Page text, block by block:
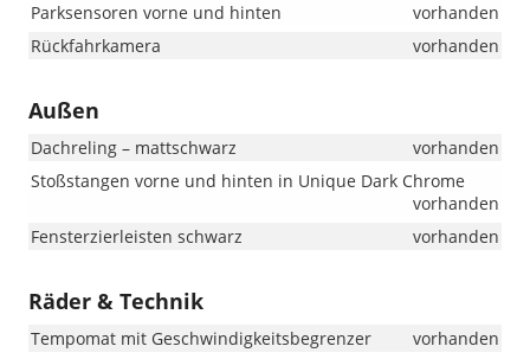
Parksensoren vorne und hinten
vorhanden
Rückfahrkamera
vorhanden
Außen
Dachreling – mattschwarz
vorhanden
Stoßstangen vorne und hinten in Unique Dark Chrome
vorhanden
Fensterzierleisten schwarz
vorhanden
Räder & Technik
Tempomat mit Geschwindigkeitsbegrenzer
vorhanden